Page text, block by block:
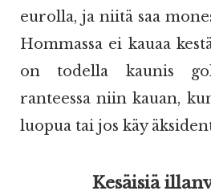
eurolla, ja niitä saa
Hommassa ei kauaa
on todella kaunis
ranteessa niin kauan,
luopua tai jos käy
Kesäisiä